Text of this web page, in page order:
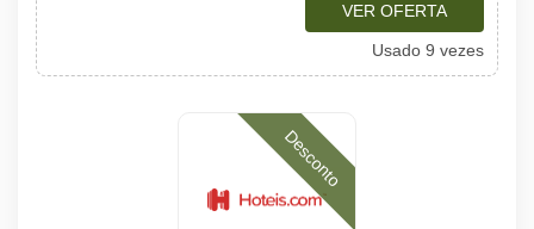
VER OFERTA
Usado 9 vezes
Desconto